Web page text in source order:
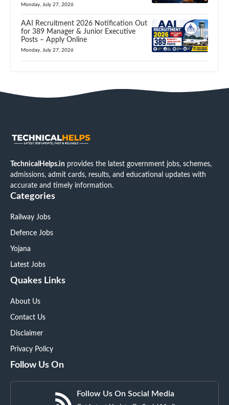
Monday, July 27, 2026
AAI Recruitment 2026 Notification Out
for 389 Manager & Junior Executive
Posts – Apply Online
Monday, July 27, 2026
TechnicalHelps.in provides the latest government jobs, schemes,
admissions, admit cards, results, and educational updates with
accurate and timely information.
Categories
Railway Jobs
Defence Jobs
Yojana
Latest Jobs
Quakes Links
About Us
Contact Us
Disclaimer
Privacy Policy
Follow Us On
Follow Us On Social Media